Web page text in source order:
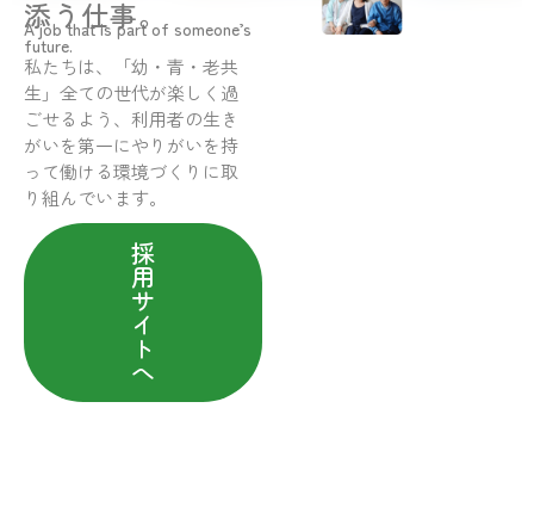
添う仕事。
A job that is part of someone’s
future.
私たちは、「幼・青・老共
生」全ての世代が楽しく過
ごせるよう、利用者の生き
がいを第一にやりがいを持
って働ける環境づくりに取
り組んでいます。
採
用
サ
イ
ト
へ